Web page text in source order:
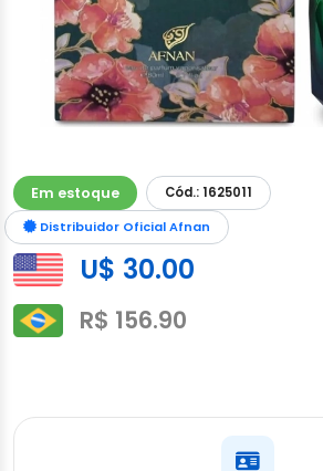
Em estoque
Cód.: 1625011
Distribuidor Oficial Afnan
U$ 30.00
R$ 156.90